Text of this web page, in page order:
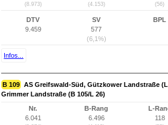
(8.973) (4.153) (56)
DTV
9.459
SV
577
(6,1%)
BPL
Infos...
B 109 AS Greifswald-Süd, Gützkower Landstraße
Grimmer Landstraße (B 105/L 26)
Nr.
6.041
B-Rang
6.496
L-
118